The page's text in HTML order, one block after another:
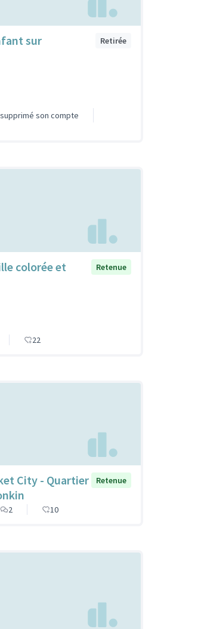
sur
Retirée
son compte
colorée et
Retenue
22
City - Quartier
Retenue
2 10